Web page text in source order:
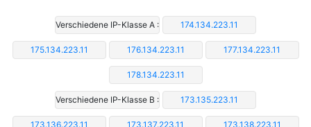
Verschiedene IP-Klasse A : 174.134.223.11
175.134.223.11 176.134.223.11 177.134.223.11
178.134.223.11
Verschiedene IP-Klasse B : 173.135.223.11
173.136.223.11 173.137.223.11 173.138.223.11